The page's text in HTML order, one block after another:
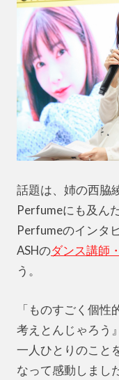
話題は、姉の西脇
Perfumeにも及ん
Perfumeのインタ
ASHのダンス講師
う。
「ものすごく個
考えとんじゃろう
一人ひとりのこと
なって感動しまし